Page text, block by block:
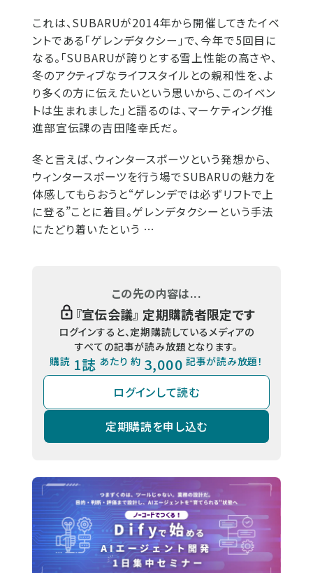
これは、SUBARUが2014年から開催してきたイベ
ントである「ゲレンデタクシー」で、今年で5回目に
なる。「SUBARUが誇りとする雪上性能の高さや、
冬のアクティブなライフスタイルとの親和性を、よ
り多くの方に伝えたいという思いから、このイベン
トは生まれました」と語るのは、マーケティング推
進部宣伝課の吉田隆幸氏だ。
冬と言えば、ウィンタースポーツという発想から、
ウィンタースポーツを行う場でSUBARUの魅力を
体感してもらおうと“ゲレンデでは必ずリフトで上
に登る”ことに着目。ゲレンデタクシーという手法
にたどり着いたという …
この先の内容は...
『宣伝会議』 定期購読者限定です
ログインすると、定期購読しているメディアの
すべての記事が読み放題となります。
購読 1誌 あたり 約 3,000 記事が読み放題！
ログインして読む
定期購読を申し込む